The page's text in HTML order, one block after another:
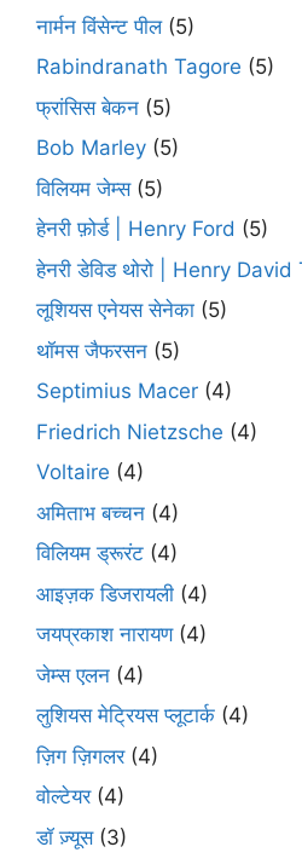
नार्मन विंसेन्ट पील(5)
Rabindranath Tagore (5)
फ्रांसिस बेकन (5)
Bob Marley (5)
विलियम जेम्स(5)
हेनरी फ़ोर्ड | Henry Ford (5)
हेनरी डेविड थोरो | Henry
लूशियस एनेयस सेनेका (5)
थॉमस जैफरसन (5)
Septimius Macer (4)
Friedrich Nietzsche (4)
Voltaire (4)
अमिताभ बच्चन (4)
विलियम ड्रूरंट (4)
आइज़क डिजरायली (4)
जयप्रकाश नारायण(4)
जेम्स एलन (4)
लुशियस मेट्रियस प्लूटार्क (4)
ज़िग ज़िगलर(4)
वोल्टेयर(4)
डॉ ज़्यूस(3)